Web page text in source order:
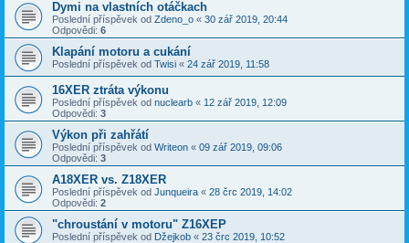
Dymi na vlastních otáčkach
Poslední příspěvek od Zdeno_o « 30 zář 2019, 20:44
Odpovědi: 6
Klapání motoru a cukání
Poslední příspěvek od Twisi « 24 zář 2019, 11:58
16XER ztráta výkonu
Poslední příspěvek od nuclearb « 12 zář 2019, 12:09
Odpovědi: 3
Výkon při zahřátí
Poslední příspěvek od Writeon « 09 zář 2019, 09:06
Odpovědi: 3
A18XER vs. Z18XER
Poslední příspěvek od Junqueira « 28 črc 2019, 14:02
Odpovědi: 2
"chroustání v motoru" Z16XEP
Poslední příspěvek od Džejkob « 23 črc 2019, 10:52